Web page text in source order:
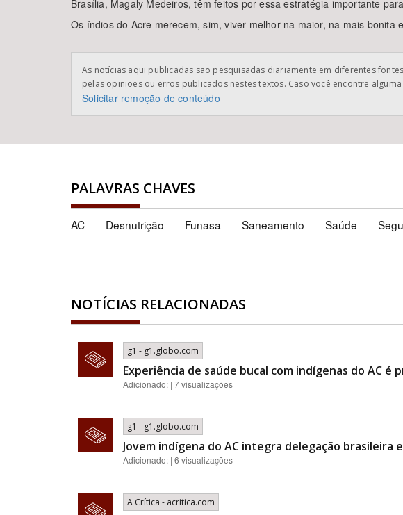
Brasília, Magaly Medeiros, têm feitos por essa estratégia importante
Os índios do Acre merecem, sim, viver melhor na maior, na mais bonita
As notícias aqui publicadas são pesquisadas diariamente em diferentes
pelas opiniões ou erros publicados nestes textos. Caso você encontre
Solicitar remoção de conteúdo
PALAVRAS CHAVES
AC Desnutrição Funasa Saneamento Saúde
NOTÍCIAS RELACIONADAS
g1 - g1.globo.com
Experiência de saúde bucal com indígenas do AC
Adicionado: | 7 visualizações
g1 - g1.globo.com
Jovem indígena do AC integra delegação brasileira
Adicionado: | 6 visualizações
A Crítica - acritica.com